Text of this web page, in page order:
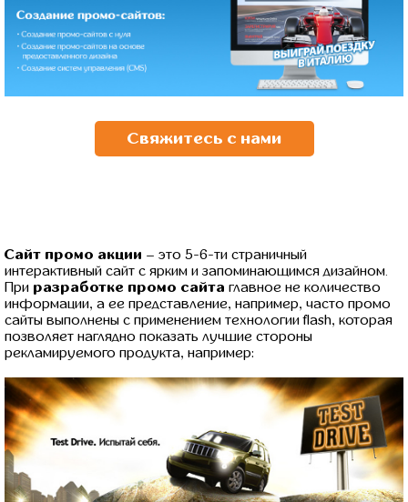
Свяжитесь с нами
Сайт промо акции – это 5-6-ти страничный
интерактивный сайт с ярким и запоминающимся дизайном.
При разработке промо сайта главное не количество
информации, а ее представление, например, часто промо
сайты выполнены с применением технологии flash, которая
позволяет наглядно показать лучшие стороны
рекламируемого продукта, например: